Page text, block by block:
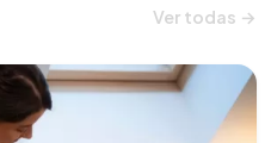
Ver todas →